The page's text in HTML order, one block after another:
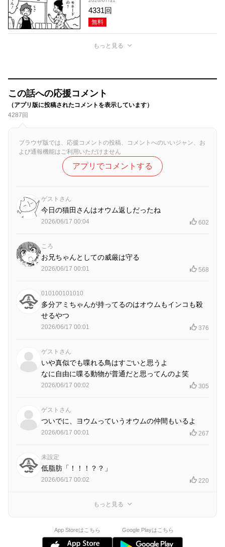
4331回
無料
もっと見る
この話への応援コメント
（アプリ版に投稿されたコメントを表示しています）
4287回
ブラウザ版では、応援コメントの投稿、コメントへのいいジャン、お
よび通報機能はご利用いただけません
アプリでコメントする
ゲストさん
今日の猫田さんはオウム返しだったね
2026/06/17 00:04 602
ころ
お兄ちゃんとしての威厳は守る
2026/06/17 00:01 568
010100101010
多分アミちゃんが持ってるのはオウムもインコも殺
せるやつ
2026/06/17 00:01 376
ゲストさん
いや真似でも喋れる鳥はすごいと思うよ
なに自由に喋る動物が普通だと思ってんのよ笑
2026/06/17 00:02 305
ゲストさん
ついでに、ヨウムっていうオウムの仲間もいるよ
2026/06/17 00:01 267
未設定
低脂肪「！！！？？」
2026/06/17 00:02 220
もっと見る
App Storeはこちら Google Playはこちら